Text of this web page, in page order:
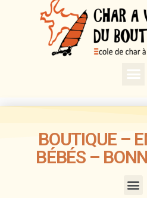
BOUTIQUE –
BÉBÉS –